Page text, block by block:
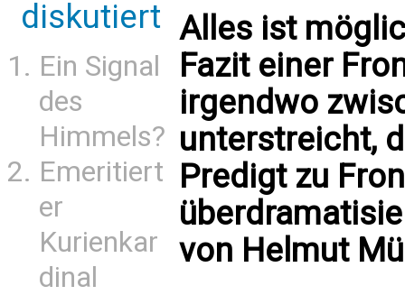
diskutiert
Ein Signal
des
Himmels?
Emeritiert
er
Kurienkar
dinal
Alles ist
Fazit einer
irgendwo
unterstreicht,
Predigt zu
von Helmut